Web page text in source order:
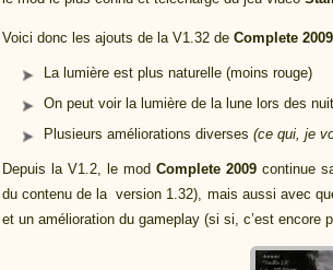
Voici donc les ajouts de la V1.32 de Complete 2009
La lumière est plus naturelle (moins rouge)
On peut voir la lumière de la lune lors des
Plusieurs améliorations diverses (ce qui, je
Depuis la V1.2, le mod Complete 2009continue
du contenu de la version 1.32), mais aussi avec
et un amélioration du gameplay (si si, c’est encore